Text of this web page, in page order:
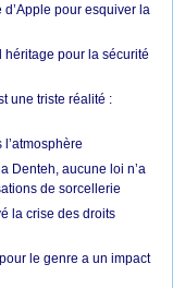
pour esquiver la
pour la sécurité
une triste réalité :
Denteh, aucune loi n’a
de sorcellerie
la crise des droits
le genre a un impact